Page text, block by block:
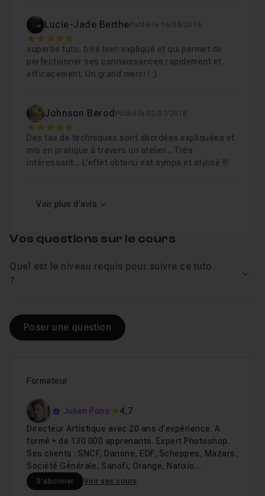
Lucie-Jade Berthe Publié le 16/08/2018
5
superbe tuto, très bien expliqué et qui permet de
perfectionner ses connaissances rapidement et
efficacement. Un grand merci ! :)
Johnson Berod Publié le 02/07/2016
5
Des tas de techniques sont abordées expliquées et
mis en pratique à travers un atelier... Très
intéressant... L'effet obtenu est sympa et stylisé !!!
Voir plus d'avis
Formateur
Julien Pons
4,7
Directeur Artistique avec 20 ans d’expérience. A
formé + de 130 000 apprenants. Expert Photoshop.
Ses clients : SNCF, Danone, EDF, Scheppes, Mazars,
Société Générale, Sanofi, Orange, Natixis…
S'abonner Voir ses cours
Vos questions sur le cours
Quel est le niveau requis pour suivre ce tuto
?
Poser une question